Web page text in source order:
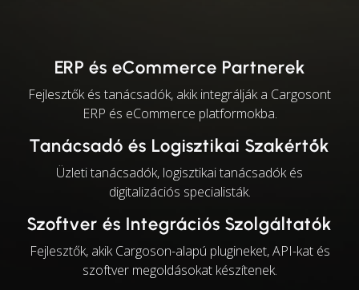
ERP és eCommerce Partnerek
Fejlesztők és tanácsadók, akik integrálják a Cargosont
ERP és eCommerce platformokba.
Tanácsadó és Logisztikai Szakértők
Üzleti tanácsadók, logisztikai tanácsadók és
digitalizációs specialisták.
Szoftver és Integrációs Szolgáltatók
Fejlesztők, akik Cargoson-alapú plugineket, API-kat és
szoftver megoldásokat készítenek.